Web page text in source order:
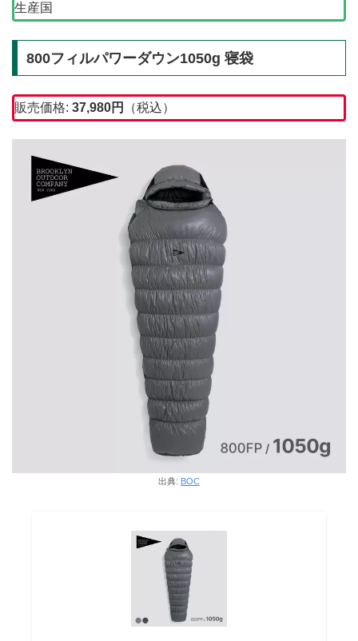
生産国
800フィルパワーダウン1050g 寝袋
販売価格: 37,980円 （税込）
出典: BOC